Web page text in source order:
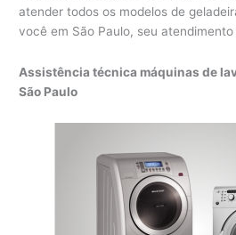
atender todos os modelos de
você em São Paulo, seu atendimento
Assistência técnica máquinas de
São Paulo